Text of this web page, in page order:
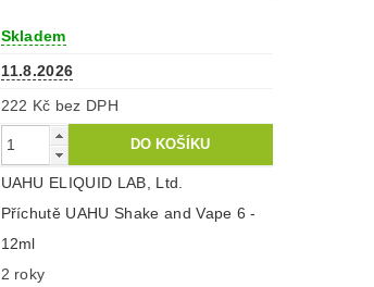
Skladem
11.8.2026
222 Kč bez DPH
UAHU ELIQUID LAB, Ltd.
Příchutě UAHU Shake and Vape 6 -
12ml
2 roky